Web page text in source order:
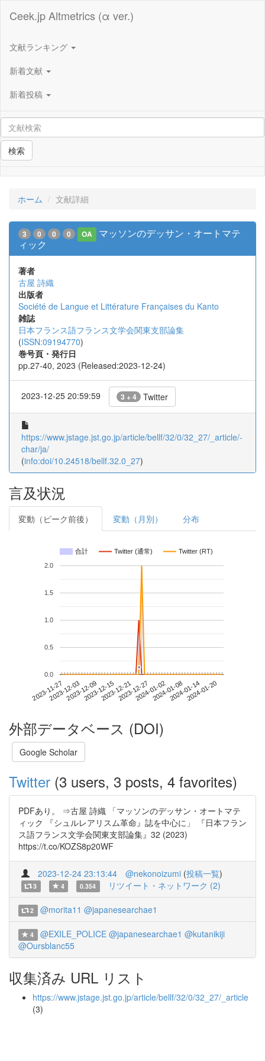
Ceek.jp Altmetrics (α ver.)
文献ランキング
新着文献
新着投稿
検索
ホーム 文献詳細
3 0 0 0 OA
マッソンのデッサン・オートマテ
ィック
著者
古屋 詩織
出版者
Société de Langue et Littérature Françaises du Kanto
雑誌
日本フランス語フランス文学会関東支部論集
(ISSN:09194770)
巻号頁・発行日
pp.27-40, 2023 (Released:2023-12-24)
2023-12-25 20:59:59 3 + 4 Twitter
https://www.jstage.jst.go.jp/article/bellf/32/0/32_27/_article/-
char/ja/
(info:doi/10.24518/bellf.32.0_27)
言及状況
変動（ピーク前後） 変動（月別） 分布
合計 Twitter (通常) Twitter (RT)
2023-11-272023-12-032023-12-092023-12-152023-12-212023-12-272024-01-022024-01-082024-01-142024-01-20
0.0
0.5
1.0
1.5
2.0
**
外部データベース (DOI)
Google Scholar
Twitter (3 users, 3 posts, 4 favorites)
PDFあり。 ⇒古屋 詩織 「マッソンのデッサン・オートマテ
ィック 『シュルレアリスム革命』誌を中心に」 『日本フラン
ス語フランス文学会関東支部論集』32 (2023)
https://t.co/KOZS8p20WF
2023-12-24 23:13:44 @nekonoizumi (投稿一覧)
3 4 0.354 リツイート・ネットワーク (2)
2 @morita11 @japanesearchae1
4 @EXILE_POLICE @japanesearchae1 @kutanikiji
@Oursblanc55
収集済み URL リスト
https://www.jstage.jst.go.jp/article/bellf/32/0/32_27/_article
(3)